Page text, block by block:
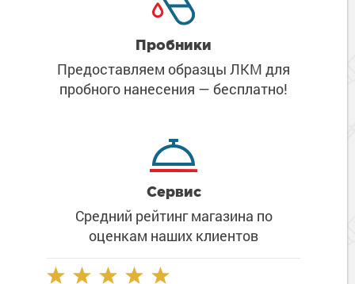
Пробники
Предоставляем образцы ЛКМ для
пробного нанесения — бесплатно!
Сервис
Средний рейтинг магазина по
оценкам наших клиентов